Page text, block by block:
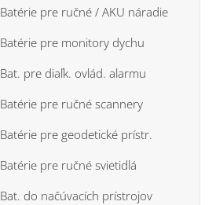
Batérie pre ručné / AKU náradie
Batérie pre monitory dychu
Bat. pre diaľk. ovlád. alarmu
Batérie pre ručné scannery
Batérie pre geodetické prístr.
Batérie pre ručné svietidlá
Bat. do načúvacích prístrojov